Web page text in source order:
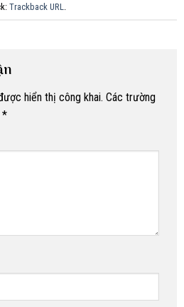
Trackback URL
hiển thị công khai. Các trường
*